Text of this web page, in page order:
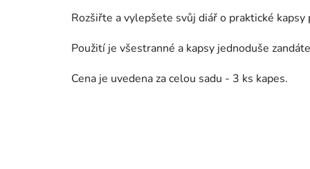
Rozšiřte a vylepšete svůj diář o praktické
Použití je všestranné a kapsy jednoduše
Cena je uvedena za celou sadu - 3 ks kapes.